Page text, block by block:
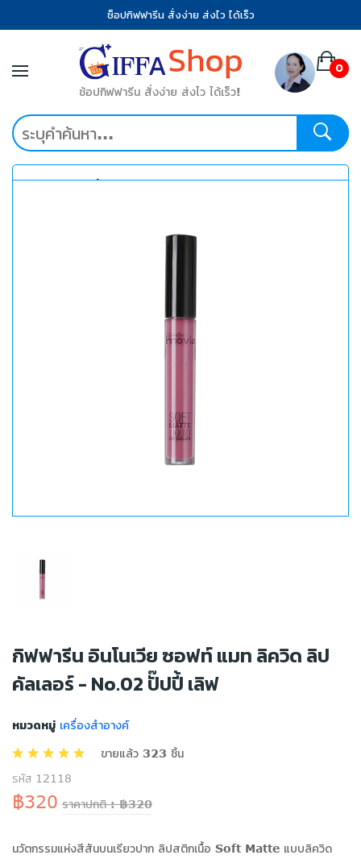
ช็อปกิฟฟารีน สั่งง่าย ส่งไว ได้เร็ว
ช้อปกิฟฟารีน สั่งง่าย ส่งไว ได้เร็ว!
0
หมวดหมู่ที่น่าสนใจ
กิฟฟารีน อินโนเวีย ซอฟท์ แมท ลิควิด ลิป
คัลเลอร์ - No.02 ปั๊ปปี้ เลิฟ
หมวดหมู่ เครื่องสำอางค์
ขายแล้ว 323 ชิ้น
รหัส 12118
฿320 ราคาปกติ : ฿320
นวัตกรรมแห่งสีสันบนเรียวปาก ลิปสติกเนื้อ Soft Matte แบบลิควิด